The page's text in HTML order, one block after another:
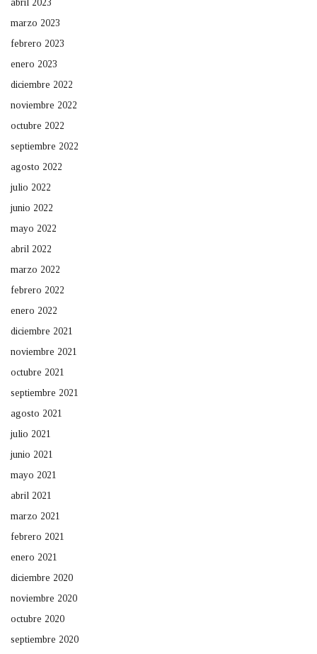
abril 2023
marzo 2023
febrero 2023
enero 2023
diciembre 2022
noviembre 2022
octubre 2022
septiembre 2022
agosto 2022
julio 2022
junio 2022
mayo 2022
abril 2022
marzo 2022
febrero 2022
enero 2022
diciembre 2021
noviembre 2021
octubre 2021
septiembre 2021
agosto 2021
julio 2021
junio 2021
mayo 2021
abril 2021
marzo 2021
febrero 2021
enero 2021
diciembre 2020
noviembre 2020
octubre 2020
septiembre 2020